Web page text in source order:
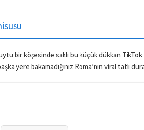
bir köşesinde saklı bu küçük dükkan
yere bakamadığınız Roma’nın viral tatlı